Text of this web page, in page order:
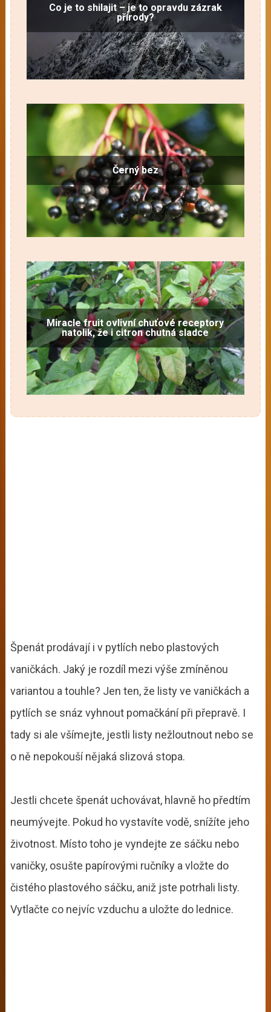
Co je to shilajit – je to opravdu zázrak
přírody?
Černý bez
Miracle fruit ovlivní chuťové receptory
natolik, že i citron chutná sladce
Špenát prodávají i v pytlích nebo plastových
vaničkách. Jaký je rozdíl mezi výše zmíněnou
variantou a touhle? Jen ten, že listy ve vaničkách a
pytlích se snáz vyhnout pomačkání při přepravě. I
tady si ale všímejte, jestli listy nežloutnout nebo se
o ně nepokouší nějaká slizová stopa.
Jestli chcete špenát uchovávat, hlavně ho předtím
neumývejte. Pokud ho vystavíte vodě, snížíte jeho
životnost. Místo toho je vyndejte ze sáčku nebo
vaničky, osušte papírovými ručníky a vložte do
čistého plastového sáčku, aniž jste potrhali listy.
Vytlačte co nejvíc vzduchu a uložte do lednice.